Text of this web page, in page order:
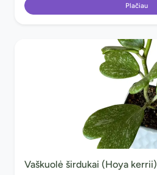
Plačiau
Vaškuolė širdukai (Hoya kerrii)